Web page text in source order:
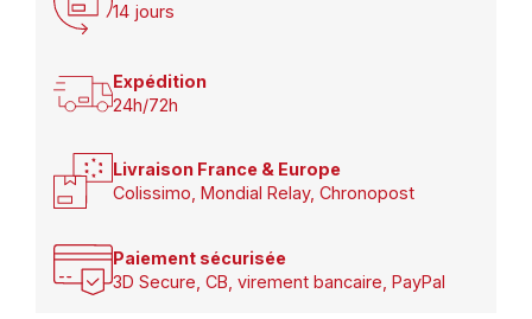
14 jours
Expédition
24h/72h
Livraison France & Europe
Colissimo, Mondial Relay, Chronopost
Paiement sécurisée
3D Secure, CB, virement bancaire, PayPal